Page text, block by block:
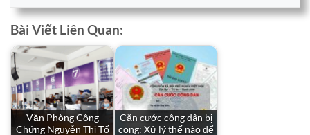
Bài Viết Liên Quan:
Văn Phòng Công
Chứng Nguyễn Thị Tố
Căn cước công dân bị
cong: Xử lý thế nào để